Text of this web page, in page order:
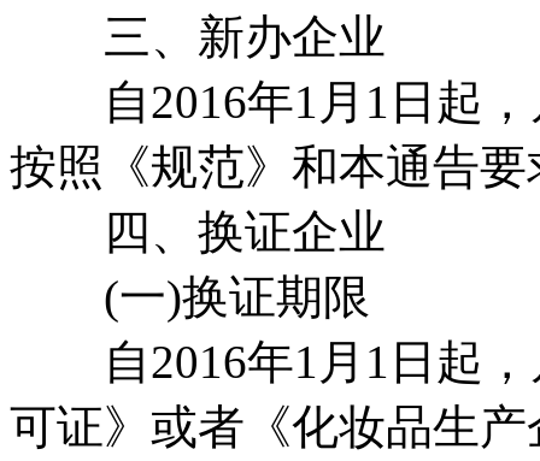
三、新办企业
自2016年1月1日起，
按照《规范》和本通告
四、换证企业
(一)换证期限
自2016年1月1日起，
可证》或者《化妆品生